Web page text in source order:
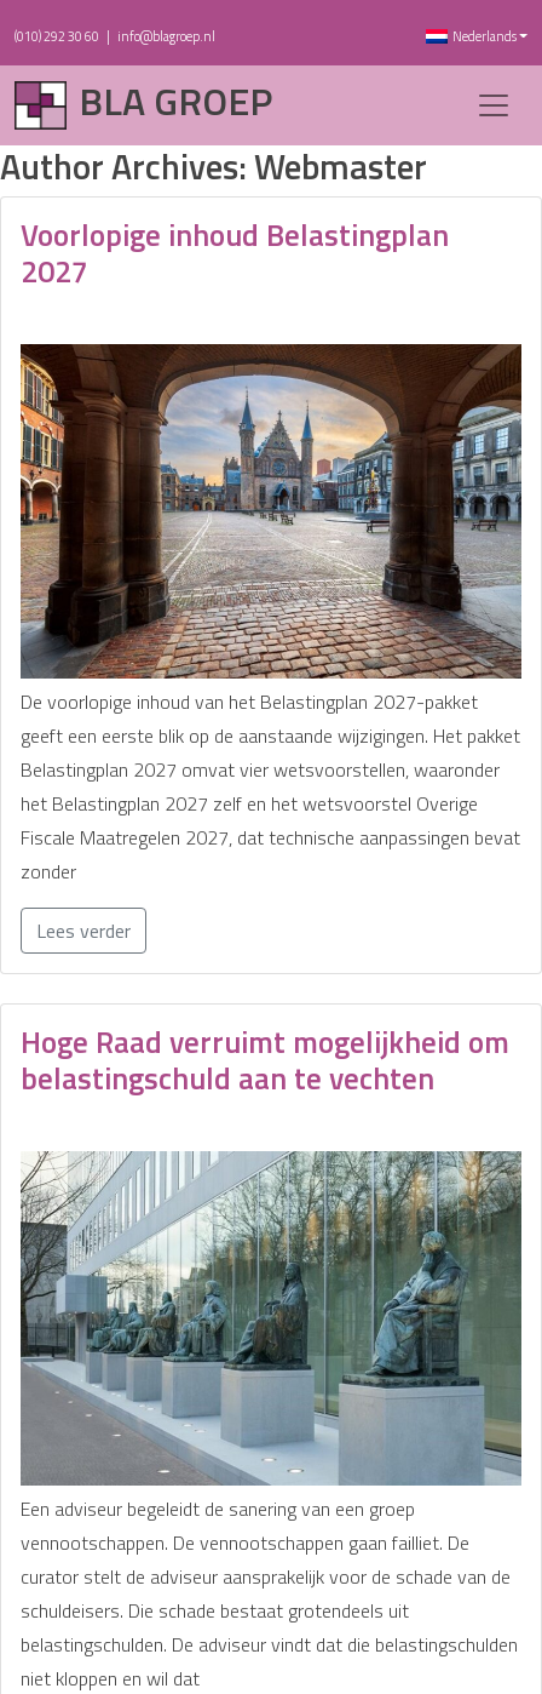
(010) 292 30 60 | info@blagroep.nl Nederlands
BLA GROEP
Author Archives: Webmaster
Voorlopige inhoud Belastingplan
2027
De voorlopige inhoud van het Belastingplan 2027-pakket
geeft een eerste blik op de aanstaande wijzigingen. Het pakket
Belastingplan 2027 omvat vier wetsvoorstellen, waaronder
het Belastingplan 2027 zelf en het wetsvoorstel Overige
Fiscale Maatregelen 2027, dat technische aanpassingen bevat
zonder
Lees verder
Hoge Raad verruimt mogelijkheid om
belastingschuld aan te vechten
Een adviseur begeleidt de sanering van een groep
vennootschappen. De vennootschappen gaan failliet. De
curator stelt de adviseur aansprakelijk voor de schade van de
schuldeisers. Die schade bestaat grotendeels uit
belastingschulden. De adviseur vindt dat die belastingschulden
niet kloppen en wil dat